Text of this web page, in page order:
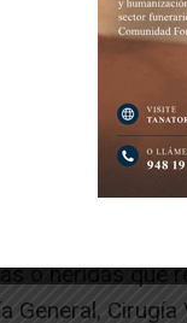
la imagen,
INP
este servicio
en
fase, se prevé
de
el uso del
o heridas que
General,